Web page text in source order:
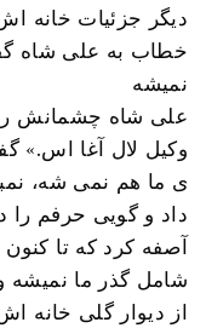
دیگر جزئیات خانه
خطاب به علی شاه
نمیشه
علی شاه چشمانش
وکیل لال آغا اس.»
ی ما هم نمی شه،
داد و گویی حرفم
آصفه کرد که تا
شامل گذر ما
از دیوار گلی خانه